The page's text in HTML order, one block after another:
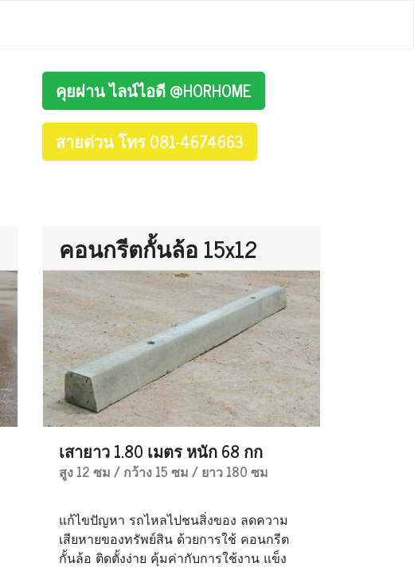
คุยผ่าน ไลน์ไอดี @HORHOME
สายด่วน โทร 081-4674663
คอนกรีตกั้นล้อ 15x12
เสายาว 1.80 เมตร หนัก 68 กก
สูง 12 ซม / กว้าง 15 ซม / ยาว 180 ซม
แก้ไขปัญหา รถไหลไปชนสิ่งของ ลดความ
เสียหายของทรัพย์สิน ด้วยการใช้ คอนกรีต
กั้นล้อ ติดตั้งง่าย คุ้มค่ากับการใช้งาน แข็ง